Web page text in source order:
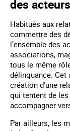
des
Habitués aux
commettre des
l’ensemble des
associations,
tous le même
délinquance. Cet
création d’une
qui tentent de
accompagner
Par ailleurs, les